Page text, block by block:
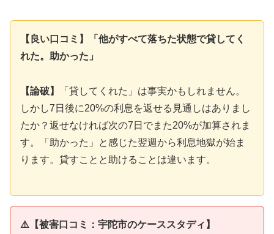
【良い口コミ】「他がすべて落ちた状態で貸してく
れた。助かった」
【論破】
「貸してくれた」は事実かもしれません。
しかし7日後に20%の利息を返せる見通しはありまし
たか？返せなければ次の7日でまた20%が加算されま
す。「助かった」と感じた翌週から利息地獄が始ま
ります。貸すことと助けることは違います。
⚠️【被害口コミ：宇陀市のケーススタディ】